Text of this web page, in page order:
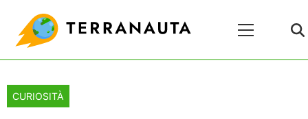
content
Principale
CURIOSITÀ